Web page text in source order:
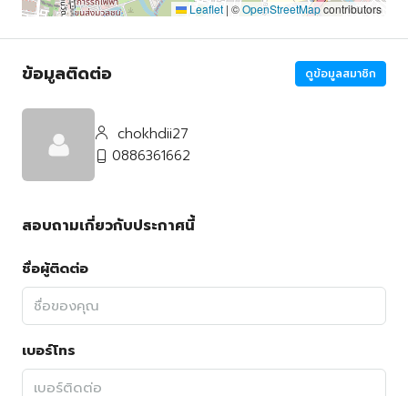
Leaflet | ©OpenStreetMapcontributors
ข้อมูลติดต่อ ดูข้อมูลสมาชิก
chokhdii27
0886361662
สอบถามเกี่ยวกับประกาศนี้
ชื่อผู้ติดต่อ
เบอร์โทร